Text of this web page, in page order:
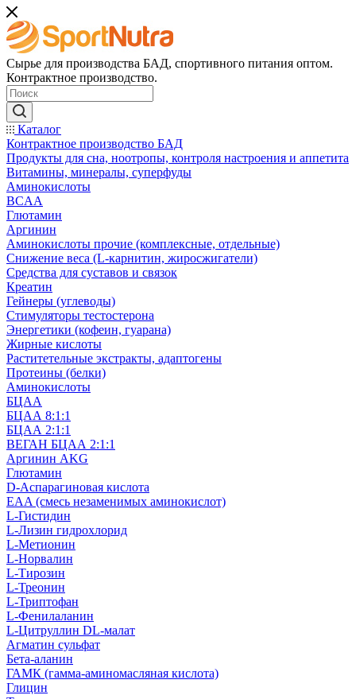
Сырье для производства БАД, спортивного питания оптом.
Контрактное производство.
Каталог
Контрактное производство БАД
Продукты для сна, ноотропы, контроля настроения и аппетита
Витамины, минералы, суперфуды
Аминокислоты
BCAA
Глютамин
Аргинин
Аминокислоты прочие (комплексные, отдельные)
Снижение веса (L-карнитин, жиросжигатели)
Средства для суставов и связок
Креатин
Гейнеры (углеводы)
Стимуляторы тестостерона
Энергетики (кофеин, гуарана)
Жирные кислоты
Раститетельные экстракты, адаптогены
Протеины (белки)
Аминокислоты
БЦАА
БЦАА 8:1:1
БЦАА 2:1:1
ВЕГАН БЦАА 2:1:1
Аргинин AKG
Глютамин
D-Аспарагиновая кислота
EAA (смесь незаменимых аминокислот)
L-Гистидин
L-Лизин гидрохлорид
L-Метионин
L-Норвалин
L-Тирозин
L-Треонин
L-Триптофан
L-Фенилаланин
L-Цитруллин DL-малат
Агматин cульфат
Бета-аланин
ГАМК (гамма-аминомасляная кислота)
Глицин